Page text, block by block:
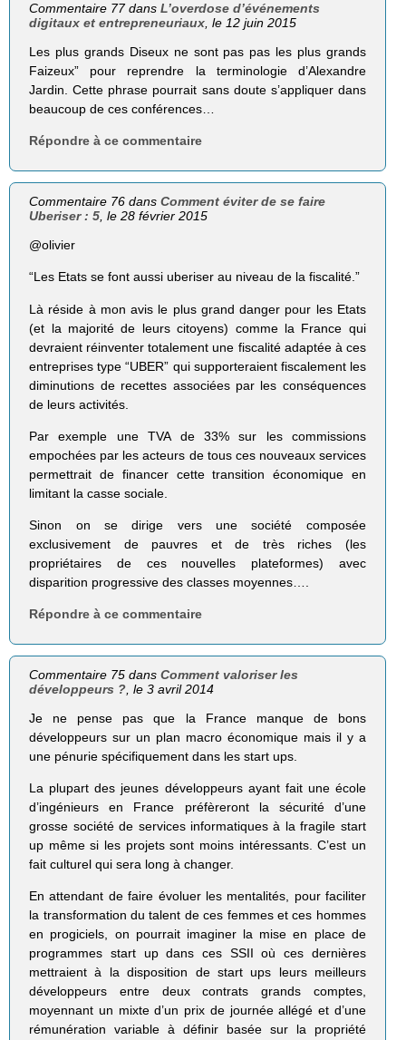
Commentaire 77 dansL’overdose d’événements
digitaux et entrepreneuriaux , le 12 juin 2015
Les plus grands Diseux ne sont pas pas les plus grands
Faizeux” pour reprendre la terminologie d’Alexandre
Jardin. Cette phrase pourrait sans doute s’appliquer dans
beaucoup de ces conférences…
Répondre à ce commentaire
Commentaire 76 dansComment éviter de se faire
Uberiser : 5, le 28 février 2015
@olivier
“Les Etats se font aussi uberiser au niveau de la fiscalité.”
Là réside à mon avis le plus grand danger pour les Etats
(et la majorité de leurs citoyens) comme la France qui
devraient réinventer totalement une fiscalité adaptée à ces
entreprises type “UBER” qui supporteraient fiscalement les
diminutions de recettes associées par les conséquences
de leurs activités.
Par exemple une TVA de 33% sur les commissions
empochées par les acteurs de tous ces nouveaux services
permettrait de financer cette transition économique en
limitant la casse sociale.
Sinon on se dirige vers une société composée
exclusivement de pauvres et de très riches (les
propriétaires de ces nouvelles plateformes) avec
disparition progressive des classes moyennes….
Répondre à ce commentaire
Commentaire 75 dansComment valoriser les
développeurs ? , le 3 avril 2014
Je ne pense pas que la France manque de bons
développeurs sur un plan macro économique mais il y a
une pénurie spécifiquement dans les start ups.
La plupart des jeunes développeurs ayant fait une école
d’ingénieurs en France préfèreront la sécurité d’une
grosse société de services informatiques à la fragile start
up même si les projets sont moins intéressants. C’est un
fait culturel qui sera long à changer.
En attendant de faire évoluer les mentalités, pour faciliter
la transformation du talent de ces femmes et ces hommes
en progiciels, on pourrait imaginer la mise en place de
programmes start up dans ces SSII où ces dernières
mettraient à la disposition de start ups leurs meilleurs
développeurs entre deux contrats grands comptes,
moyennant un mixte d’un prix de journée allégé et d’une
rémunération variable à définir basée sur la propriété